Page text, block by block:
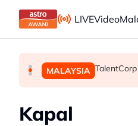
Skip to main content
LIVEVideo
MALAYSIA Selangor
MALAYSIA Belum
MALAYSIA
Kapal